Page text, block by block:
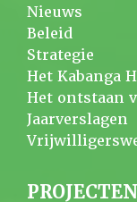
Nieuws
Beleid
Strategie
Het Kabanga
Het ontstaan
Jaarverslagen
PROJECTEN